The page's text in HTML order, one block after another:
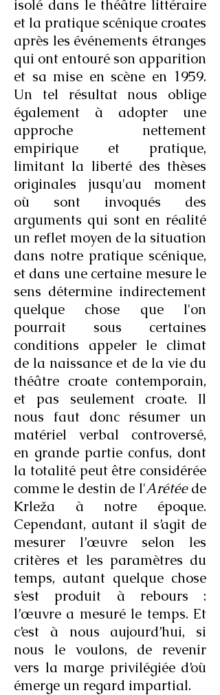
isolé dans le théâtre littéraire
et la pratique scénique croates
après les événements étranges
qui ont entouré son apparition
et sa mise en scène en 1959.
Un tel résultat nous oblige
également à adopter une
approche nettement
empirique et pratique,
limitant la liberté des thèses
originales jusqu'au moment
où sont invoqués des
arguments qui sont en réalité
un reflet moyen de la situation
dans notre pratique scénique,
et dans une certaine mesure le
sens détermine indirectement
quelque chose que l'on
pourrait sous certaines
conditions appeler le climat
de la naissance et de la vie du
théâtre croate contemporain,
et pas seulement croate. Il
nous faut donc résumer un
matériel verbal controversé,
en grande partie confus, dont
la totalité peut être considérée
comme le destin de l'Arétéede
Krleža à notre époque.
Cependant, autant il s’agit de
mesurer l’œuvre selon les
critères et les paramètres du
temps, autant quelque chose
s’est produit à rebours :
l’œuvre a mesuré le temps. Et
c’est à nous aujourd’hui, si
nous le voulons, de revenir
vers la marge privilégiée d’où
émerge un regard impartial.